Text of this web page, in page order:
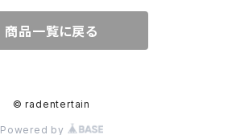
商品一覧に戻る
© radentertain
Powered by